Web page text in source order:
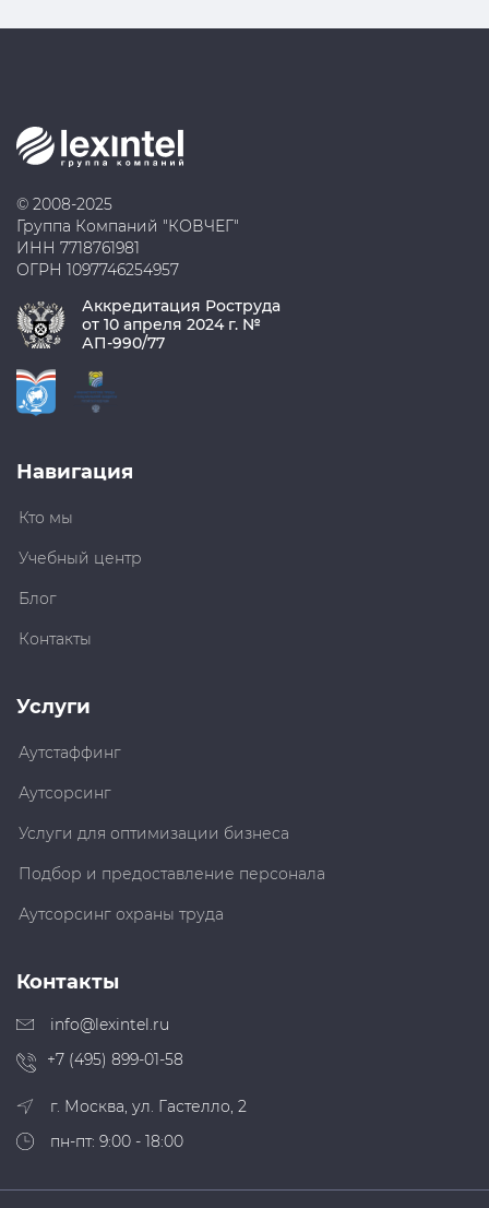
© 2008-2025
Группа Компаний "КОВЧЕГ"
ИНН 7718761981
ОГРН 1097746254957
Аккредитация Роструда
от 10 апреля 2024 г. №
АП-990/77
Навигация
Кто мы
Учебный центр
Блог
Контакты
Услуги
Аутстаффинг
Аутсорсинг
Услуги для оптимизации бизнеса
Подбор и предоставление персонала
Аутсорсинг охраны труда
Контакты
info@lexintel.ru
+7 (495) 899-01-58
г. Москва, ул. Гастелло, 2
пн-пт: 9:00 - 18:00